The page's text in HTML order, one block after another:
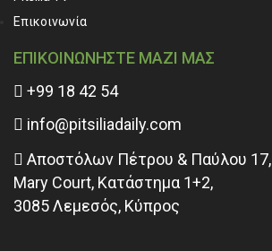
Επικοινωνία
ΕΠΙΚΟΙΝΩΝΗΣΤΕ ΜΑΖΙ ΜΑΣ
+99 18 42 54
info@pitsiliadaily.com
Αποστόλων Πέτρου & Παύλου 17,
Mary Court, Κατάστημα 1+2,
3085 Λεμεσός, Κύπρος